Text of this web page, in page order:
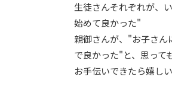
生徒さんそれぞれが、
始めて良かった"
親御さんが、"お子さん
で良かった"と、思って
お手伝いできたら嬉しい